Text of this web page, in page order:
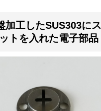
加工したSUS303にス
トを入れた電子部品